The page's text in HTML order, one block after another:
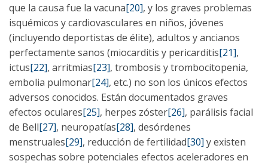
que la causa fue la vacuna[20], y los graves problemas
isquémicos y cardiovasculares en niños, jóvenes
(incluyendo deportistas de élite), adultos y ancianos
perfectamente sanos (miocarditis y pericarditis[21],
ictus[22], arritmias[23], trombosis y trombocitopenia,
embolia pulmonar[24], etc.) no son los únicos efectos
adversos conocidos. Están documentados graves
efectos oculares[25], herpes zóster[26], parálisis facial
de Bell[27], neuropatías[28], desórdenes
menstruales[29], reducción de fertilidad[30] y existen
sospechas sobre potenciales efectos aceleradores en